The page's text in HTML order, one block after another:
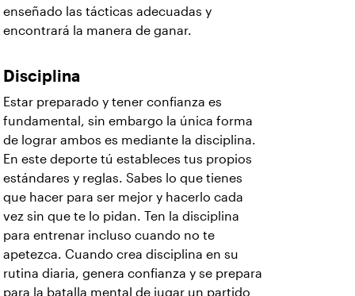
enseñado las tácticas adecuadas y
encontrará la manera de ganar.
Disciplina
Estar preparado y tener confianza es
fundamental, sin embargo la única forma
de lograr ambos es mediante la disciplina.
En este deporte tú estableces tus propios
estándares y reglas. Sabes lo que tienes
que hacer para ser mejor y hacerlo cada
vez sin que te lo pidan. Ten la disciplina
para entrenar incluso cuando no te
apetezca. Cuando crea disciplina en su
rutina diaria, genera confianza y se prepara
para la batalla mental de jugar un partido